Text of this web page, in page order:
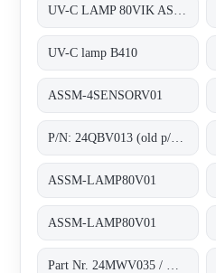
UV-C lamp B410
ASSM-4SENSORV01
ASSM-LAMP80V01
ASSM-LAMP80V01